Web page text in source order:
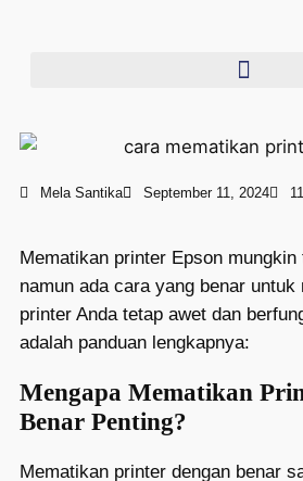
Mela Santika September 11, 2024
Mematikan printer Epson
namun ada cara yang benar
printer Anda tetap awet dan
adalah panduan lengkapnya:
Mengapa Mematikan
Benar Penting?
Mematikan printer dengan benar